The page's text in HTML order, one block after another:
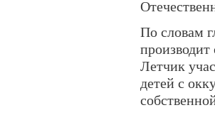
По словам
Летчик
детей с